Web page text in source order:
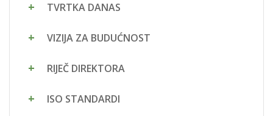
TVRTKA DANAS
VIZIJA ZA BUDUĆNOST
RIJEČ DIREKTORA
ISO STANDARDI